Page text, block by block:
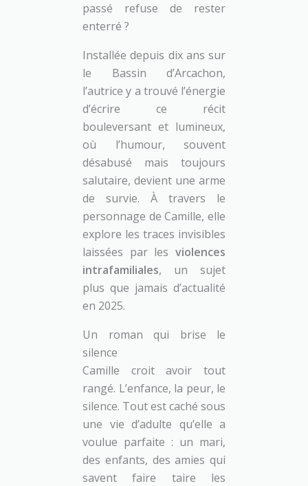
passé refuse de rester
enterré ?
Installée depuis dix ans sur
le Bassin d’Arcachon,
l’autrice y a trouvé l’énergie
d’écrire ce récit
bouleversant et lumineux,
où l’humour, souvent
désabusé mais toujours
salutaire, devient une arme
de survie. À travers le
personnage de Camille, elle
explore les traces invisibles
laissées par les violences
intrafamiliales, un sujet
plus que jamais d’actualité
en 2025.
Un roman qui brise le
silence
Camille croit avoir tout
rangé. L’enfance, la peur, le
silence. Tout est caché sous
une vie d’adulte qu’elle a
voulue parfaite : un mari,
des enfants, des amies qui
savent faire taire les